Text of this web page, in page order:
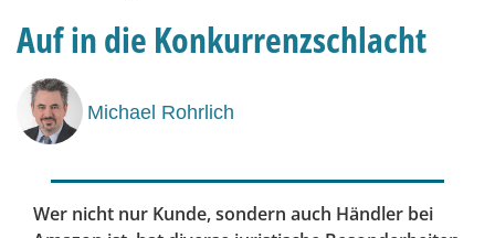
Auf in die Konkurrenzschlacht
Michael Rohrlich
Wer nicht nur Kunde, sondern auch Händler bei